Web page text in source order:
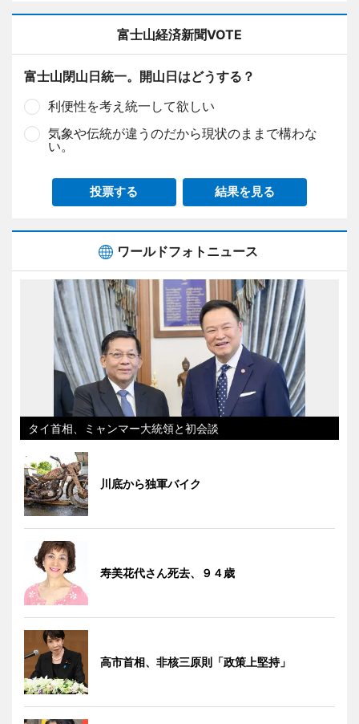
富士山経済新聞VOTE
富士山閉山日統一。開山日はどうする？
利便性を考え統一して欲しい
気象や伝統が違うのだから現状のままで構わな
い。
投票する 結果を見る
ワールドフォトニュース
タイ首相、ミャンマー大統領と初会談
川底から独軍バイク
寿美花代さん死去、９４歳
高市首相、非核三原則「政策上堅持」